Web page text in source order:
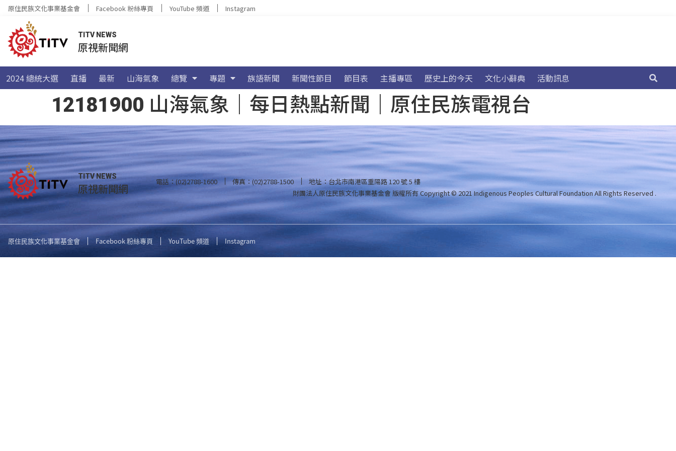
原住民族文化事業基金會 Facebook 粉絲專頁 YouTube 頻道 Instagram
TITV NEWS
原視新聞網
2024 總統大選 直播 最新 山海氣象 總覽 專題 族語新聞 新聞性節目 節目表 主播專區 歷史上的今天 文化小辭典 活動訊息
12181900 山海氣象｜每日熱點新聞｜原住民族電視台
TITV NEWS
原視新聞網 電話：(02)2788-1600 傳真：(02)2788-1500
地址：台北市南港區重陽路 120 號 5 樓
財團法人原住民族文化事業基金會 版權所有Copyright © 2021 Indigenous Peoples Cultural Foundation All Rights Reserved .
原住民族文化事業基金會 Facebook 粉絲專頁 YouTube 頻道 Instagram